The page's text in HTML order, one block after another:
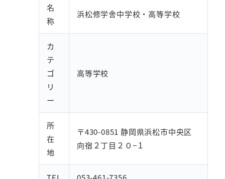
名
称
浜松修学舎中学校・高等学校
カ
テ
ゴ
リ
ー
高等学校
所
在
地
〒430-0851 静岡県浜松市中央区
向宿２丁目２０−１